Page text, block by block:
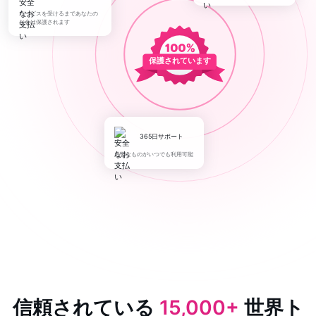
保護されています
サービスを受けるまであなたの
お金は保護されます
365日サポート
必要なものがいつでも利用可能
信頼されている 15,000+ 世界ト